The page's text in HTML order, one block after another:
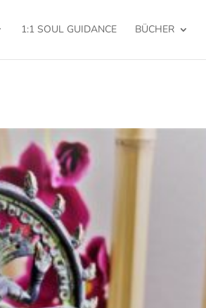
1:1 SOUL GUIDANCE BÜCHER